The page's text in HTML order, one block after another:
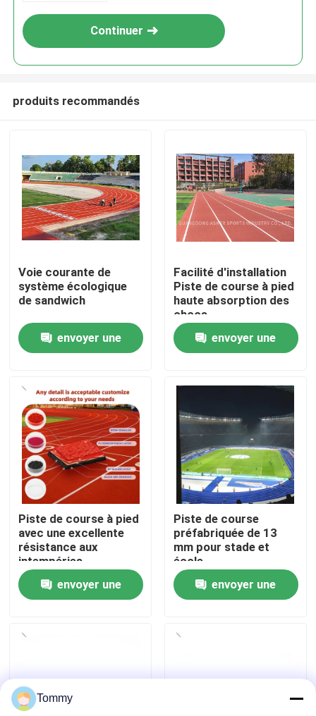
Accueil
Produits
Vidéos
À propos de nous
Visite de l'usine
Contrôle de qualité
Nous contacter
Demander un devis
Continuer
produits recommandés
Voie courante de
système écologique
de sandwich
envoyer une
Facilité d'installation
Piste de course à pied
haute absorption des
chocs
envoyer une
Piste de course à pied
avec une excellente
résistance aux
intempéries
envoyer une
Piste de course
préfabriquée de 13
mm pour stade et
école
envoyer une
Tommy